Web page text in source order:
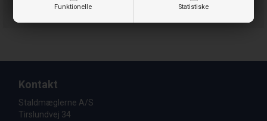
Funktionelle Statistiske
Kontakt
Staldmæglerne A/S
Tirslundvej 34